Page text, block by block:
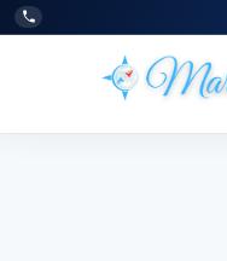
Skip to main
Skip to main content
Skip to site footer
Tel:
+998977838464